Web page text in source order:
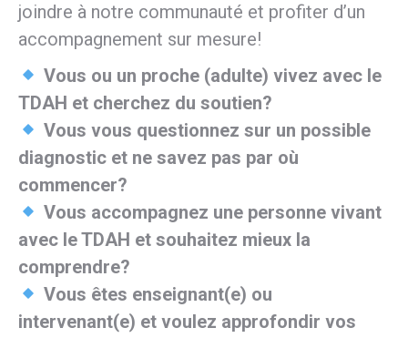
joindre à notre communauté et profiter d’un
accompagnement sur mesure!
Vous ou un proche (adulte) vivez avec le
TDAH et cherchez du soutien?
Vous vous questionnez sur un possible
diagnostic et ne savez pas par où
commencer?
Vous accompagnez une personne vivant
avec le TDAH et souhaitez mieux la
comprendre?
Vous êtes enseignant(e) ou
intervenant(e) et voulez approfondir vos